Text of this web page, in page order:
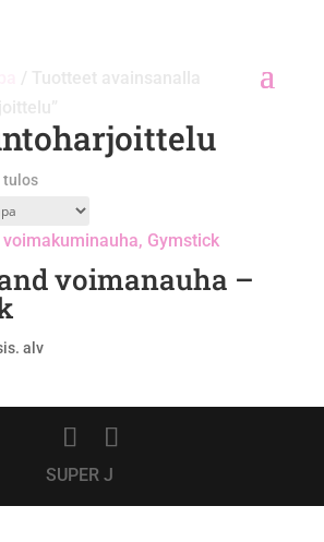
tulos
voimanauha –
alv
SUPER J